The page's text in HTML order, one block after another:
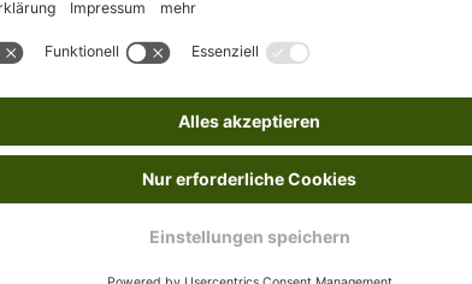
(31% Rinderhaut), Öle und Fette,
Stoff 4,2%.